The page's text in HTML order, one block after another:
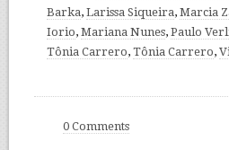
Barka, Larissa Siqueira, Marcia
Iorio, Mariana Nunes, Paulo
Tônia Carrero, Tônia Carrero,
0 Comments